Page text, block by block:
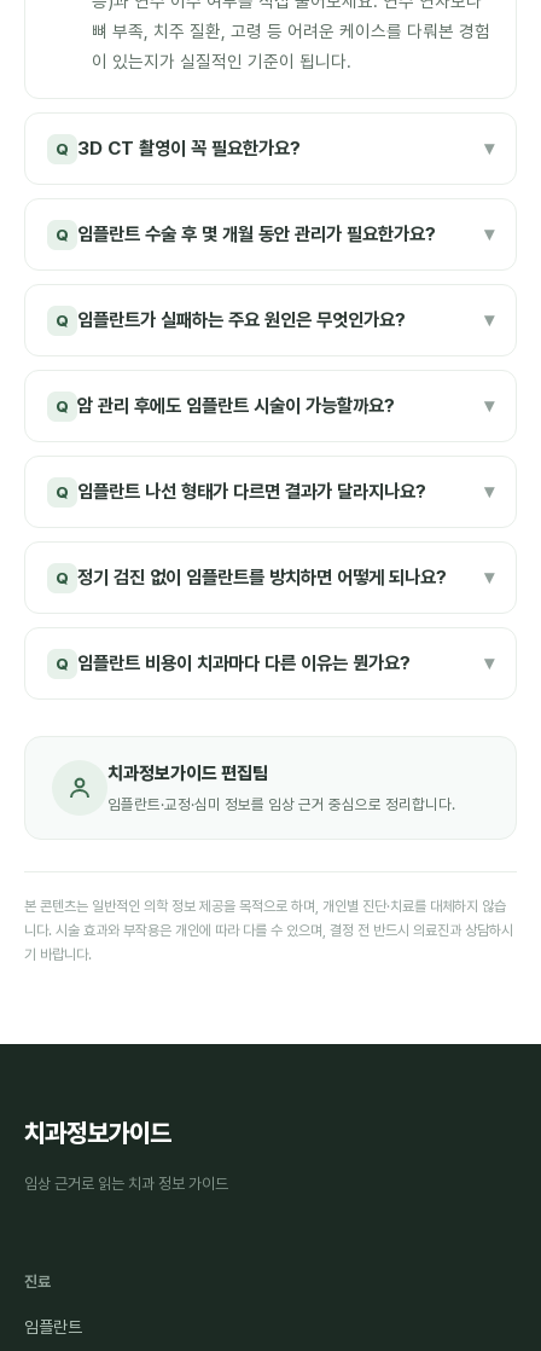
뼈 부족, 치주 질환, 고령 등 어려운 케이스를 다뤄본 경험
이 있는지가 실질적인 기준이 됩니다.
Q 3D CT 촬영이 꼭 필요한가요? ▾
Q 임플란트 수술 후 몇 개월 동안 관리가 필요한가요? ▾
Q 임플란트가 실패하는 주요 원인은 무엇인가요? ▾
Q 암 관리 후에도 임플란트 시술이 가능할까요? ▾
Q 임플란트 나선 형태가 다르면 결과가 달라지나요? ▾
Q 정기 검진 없이 임플란트를 방치하면 어떻게 되나요? ▾
Q 임플란트 비용이 치과마다 다른 이유는 뭔가요? ▾
치과정보가이드 편집팀
임플란트·교정·심미 정보를 임상 근거 중심으로 정리합니다.
본 콘텐츠는 일반적인 의학 정보 제공을 목적으로 하며, 개인별 진단·치료를 대체하지 않습
니다. 시술 효과와 부작용은 개인에 따라 다를 수 있으며, 결정 전 반드시 의료진과 상담하시
기 바랍니다.
치과정보가이드
임상 근거로 읽는 치과 정보 가이드
진료
임플란트